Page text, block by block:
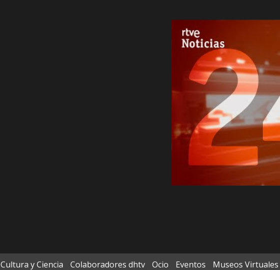
Cultura y Ciencia Colaboradores dhtv Ocio Eventos Museos Virtuales